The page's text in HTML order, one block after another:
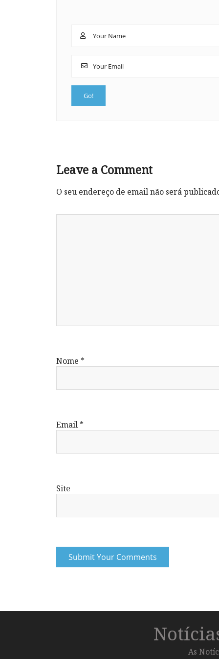
Leave a Comment
O seu endereço de email não será
Nome *
Email *
Site
As